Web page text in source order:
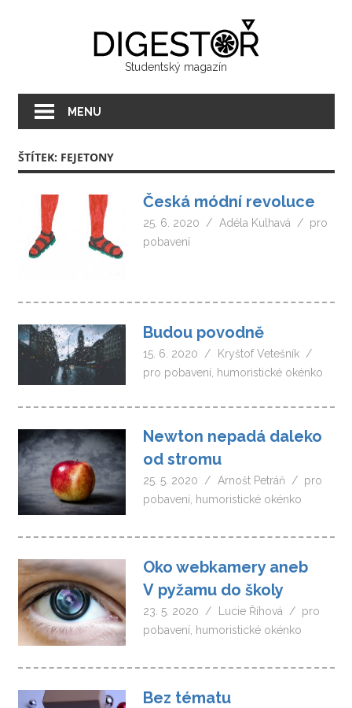
Studentský magazín
MENU
ŠTÍTEK: FEJETONY
Česká módní revoluce
25. 6. 2020 Adéla Kulhavá
pro
pobavení
Budou povodně
15. 6. 2020
Kryštof Vetešník
pro pobavení humoristické okénko
Newton nepadá daleko
od stromu
25. 5. 2020 Arnošt Petráň
pro
pobavení, humoristické okénko
Oko webkamery aneb
V pyžamu do školy
23. 5. 2020 Lucie Říhová
pro
pobavení humoristické okénko
Bez tématu